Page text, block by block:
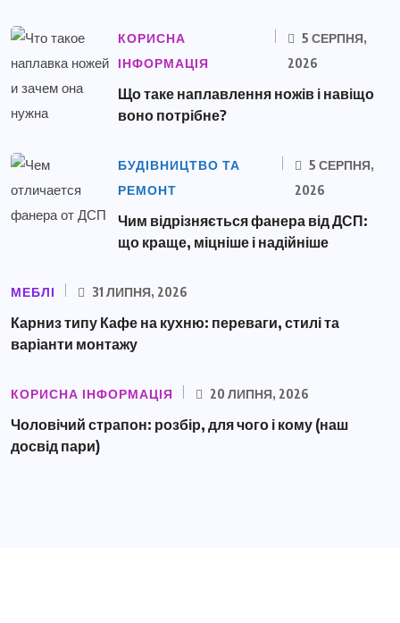
КОРИСНА
ІНФОРМАЦІЯ
5 СЕРПНЯ,
2026
Що таке наплавлення ножів і навіщо
воно потрібне?
БУДІВНИЦТВО ТА
РЕМОНТ
5 СЕРПНЯ,
2026
Чим відрізняється фанера від ДСП:
що краще, міцніше і надійніше
МЕБЛІ 31 ЛИПНЯ, 2026
Карниз типу Кафе на кухню: переваги, стилі та
варіанти монтажу
КОРИСНА ІНФОРМАЦІЯ 20 ЛИПНЯ, 2026
Чоловічий страпон: розбір, для чого і кому (наш
досвід пари)